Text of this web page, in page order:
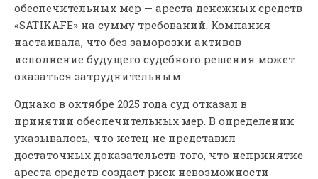
обеспечительных мер — ареста денежных средств
«SATIKAFE» на сумму требований. Компания
настаивала, что без заморозки активов
исполнение будущего судебного решения может
оказаться затруднительным.
Однако в октябре 2025 года суд отказал в
принятии обеспечительных мер. В определении
указывалось, что истец не представил
достаточных доказательств того, что непринятие
ареста средств создаст риск невозможности